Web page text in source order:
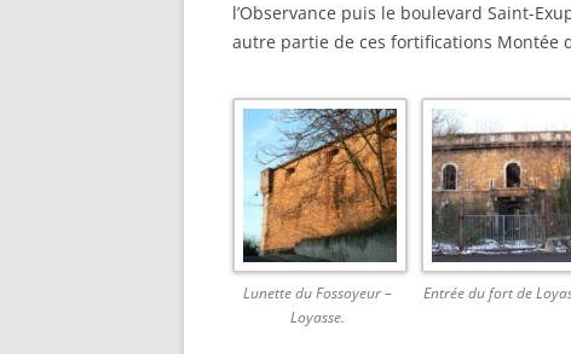
l’Observance puis le boulevard Saint-
autre partie de ces fortifications Montée
Lunette du Fossoyeur –
Loyasse.
Entrée du fort de